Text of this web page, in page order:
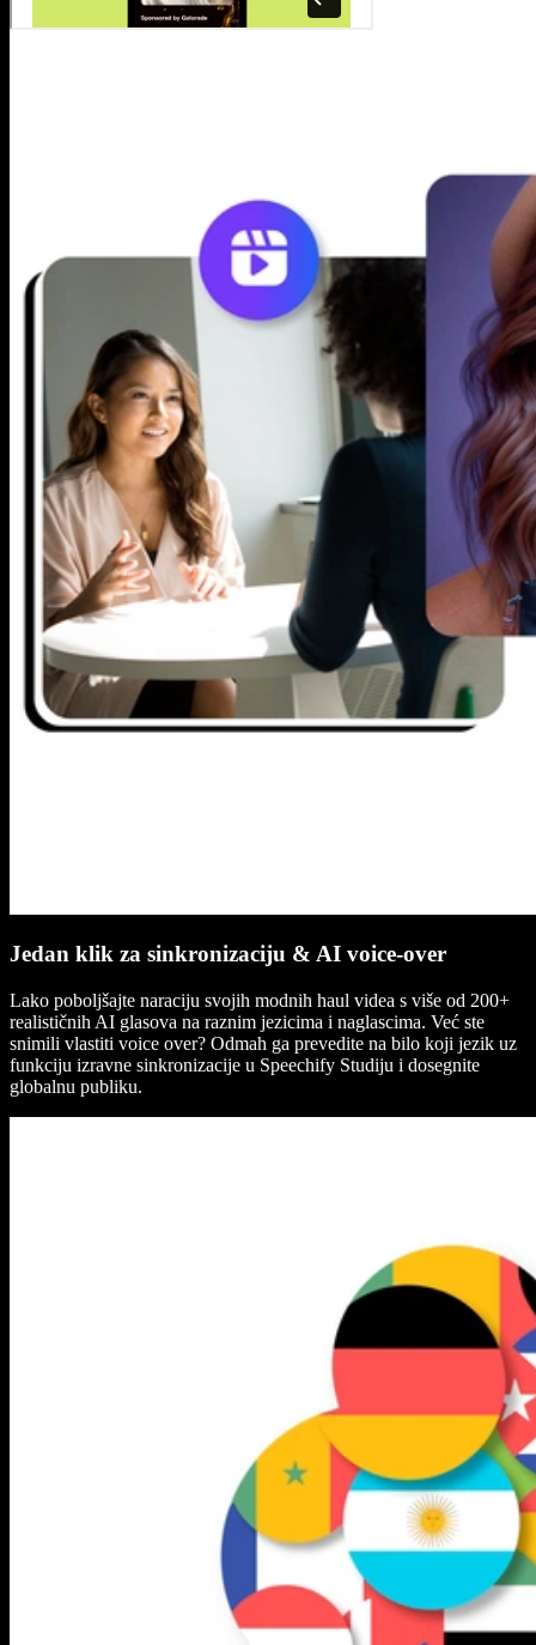
Jedan klik za sinkronizaciju & AI voice-over
Lako poboljšajte naraciju svojih modnih haul videa s više od 200+
realističnih AI glasova na raznim jezicima i naglascima. Već ste
snimili vlastiti voice over? Odmah ga prevedite na bilo koji jezik uz
funkciju izravne sinkronizacije u Speechify Studiju i dosegnite
globalnu publiku.